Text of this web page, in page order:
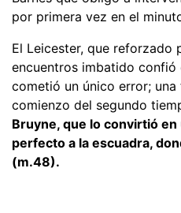
por primera vez en el
El Leicester, que reforzado
encuentros imbatido confió
cometió un único error;
comienzo del segundo
Bruyne, que lo convirtió
perfecto a la escuadra,
(m.48).